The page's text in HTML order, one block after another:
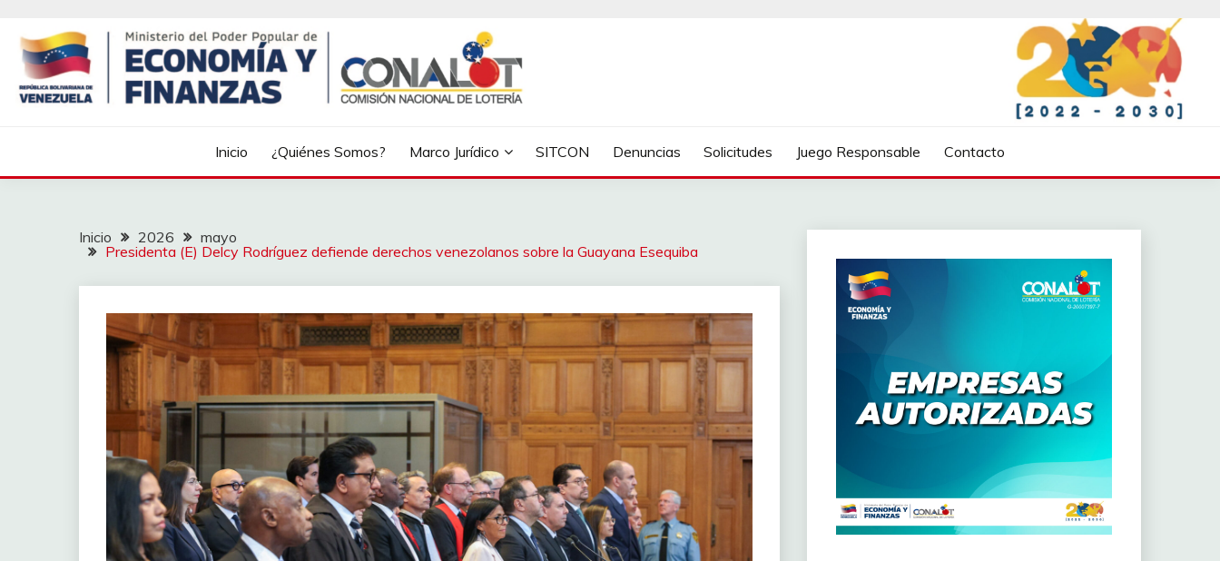
Inicio ¿Quiénes Somos? Marco Jurídico SITCON Denuncias Solicitudes Juego Responsable Contacto
Inicio 2026
mayo
Presidenta (E) Delcy Rodríguez defiende derechos venezolanos sobre la Guayana Esequiba